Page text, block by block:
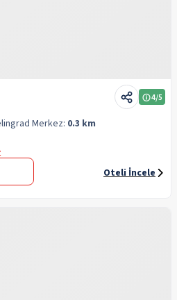
4/5
Merkez: 0.3 km
Oteli İncele